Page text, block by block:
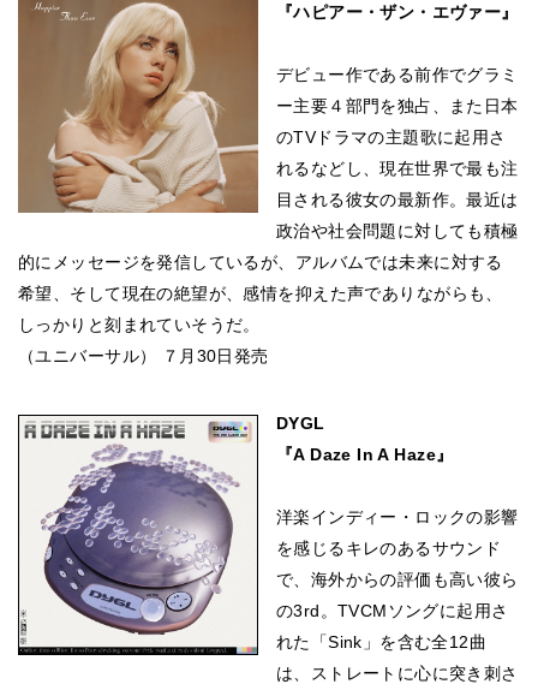
『ハピアー・ザン・エヴァー』
デビュー作である前作でグラミ
ー主要４部門を独占、また日本
のTVドラマの主題歌に起用さ
れるなどし、現在世界で最も注
目される彼女の最新作。最近は
政治や社会問題に対しても積極
的にメッセージを発信しているが、アルバムでは未来に対する
希望、そして現在の絶望が、感情を抑えた声でありながらも、
しっかりと刻まれていそうだ。
（ユニバーサル） ７月30日発売
DYGL
『A Daze In A Haze』
洋楽インディー・ロックの影響
を感じるキレのあるサウンド
で、海外からの評価も高い彼ら
の3rd。TVCMソングに起用さ
れた「Sink」を含む全12曲
は、ストレートに心に突き刺さ